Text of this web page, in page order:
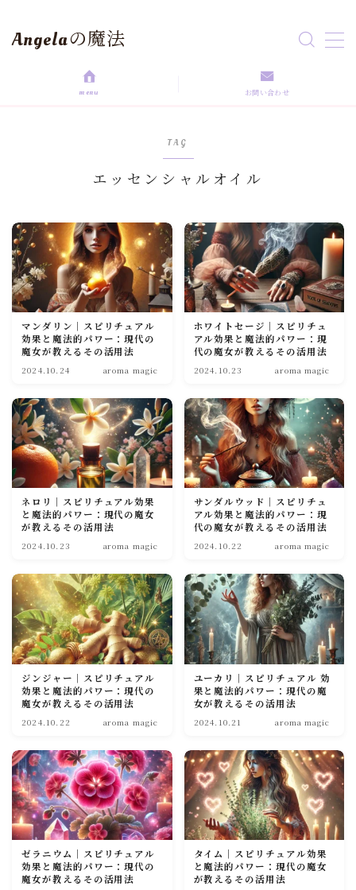
Angelaの魔法
love magic
Rituals
self love
soulmate
menu お問い合わせ
TAG
エッセンシャルオイル
マンダリン｜スピリチュアル
効果と魔法的パワー：現代の
魔女が教えるその活用法
2024.10.24 aroma magic
ホワイトセージ｜スピリチュ
アル効果と魔法的パワー：現
代の魔女が教えるその活用法
2024.10.23 aroma magic
ネロリ｜スピリチュアル効果
と魔法的パワー：現代の魔女
が教えるその活用法
2024.10.23 aroma magic
サンダルウッド｜スピリチュ
アル効果と魔法的パワー：現
代の魔女が教えるその活用法
2024.10.22 aroma magic
ジンジャー｜スピリチュアル
効果と魔法的パワー：現代の
魔女が教えるその活用法
2024.10.22 aroma magic
ユーカリ｜スピリチュアル 効
果と魔法的パワー：現代の魔
女が教えるその活用法
2024.10.21 aroma magic
ゼラニウム｜スピリチュアル
効果と魔法的パワー：現代の
魔女が教えるその活用法
タイム｜スピリチュアル効果
と魔法的パワー：現代の魔女
が教えるその活用法